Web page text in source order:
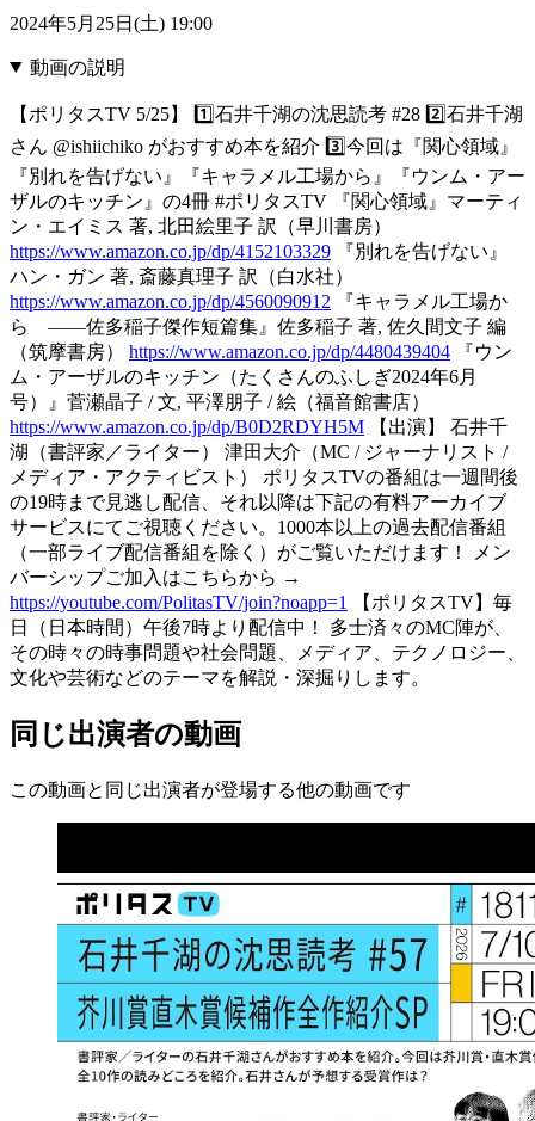
2024年5月25日(土) 19:00
動画の説明
【ポリタスTV 5/25】 1️⃣石井千湖の沈思読考 #28 2️⃣石井千湖
さん @ishiichiko がおすすめ本を紹介 3️⃣今回は『関心領域』
『別れを告げない』『キャラメル工場から』『ウンム・アー
ザルのキッチン』の4冊 #ポリタスTV 『関心領域』マーティ
ン・エイミス 著, 北田絵里子 訳（早川書房）
https://www.amazon.co.jp/dp/4152103329 『別れを告げない』
ハン・ガン 著, 斎藤真理子 訳（白水社）
https://www.amazon.co.jp/dp/4560090912 『キャラメル工場か
ら ――佐多稲子傑作短篇集』佐多稲子 著, 佐久間文子 編
（筑摩書房） https://www.amazon.co.jp/dp/4480439404 『ウン
ム・アーザルのキッチン（たくさんのふしぎ2024年6月
号）』菅瀬晶子 / 文, 平澤朋子 / 絵（福音館書店）
https://www.amazon.co.jp/dp/B0D2RDYH5M 【出演】 石井千
湖（書評家／ライター） 津田大介（MC / ジャーナリスト /
メディア・アクティビスト） ポリタスTVの番組は一週間後
の19時まで見逃し配信、それ以降は下記の有料アーカイブ
サービスにてご視聴ください。1000本以上の過去配信番組
（一部ライブ配信番組を除く）がご覧いただけます！ メン
バーシップご加入はこちらから →
https://youtube.com/PolitasTV/join?noapp=1
【ポリタスTV】毎
日（日本時間）午後7時より配信中！ 多士済々のMC陣が、
その時々の時事問題や社会問題、メディア、テクノロジー、
文化や芸術などのテーマを解説・深掘りします。
同じ出演者の動画
この動画と同じ出演者が登場する他の動画です